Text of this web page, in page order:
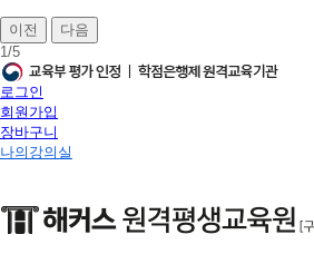
이전
다음
1/5
로그인
회원가입
장바구니
나의강의실